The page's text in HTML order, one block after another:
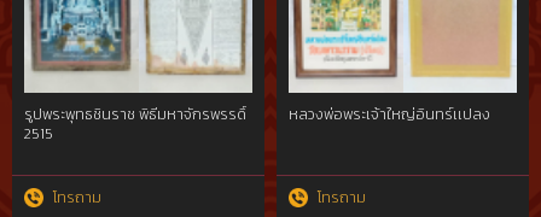
รูปพระพุทธชินราช พิธีมหาจักรพรรดิ์
2515
โทรถาม
หลวงพ่อพระเจ้าใหญ่อินทร์เเปลง
โทรถาม